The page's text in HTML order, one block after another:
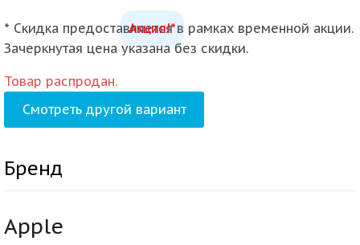
Акция!*
* Скидка предоставляется в рамках временной акции.
Зачеркнутая цена указана без скидки.
Товар распродан.
Смотреть другой вариант
Бренд
Apple